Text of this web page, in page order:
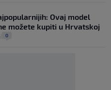
Ovaj model
možete kupiti u Hrvatskoj
0